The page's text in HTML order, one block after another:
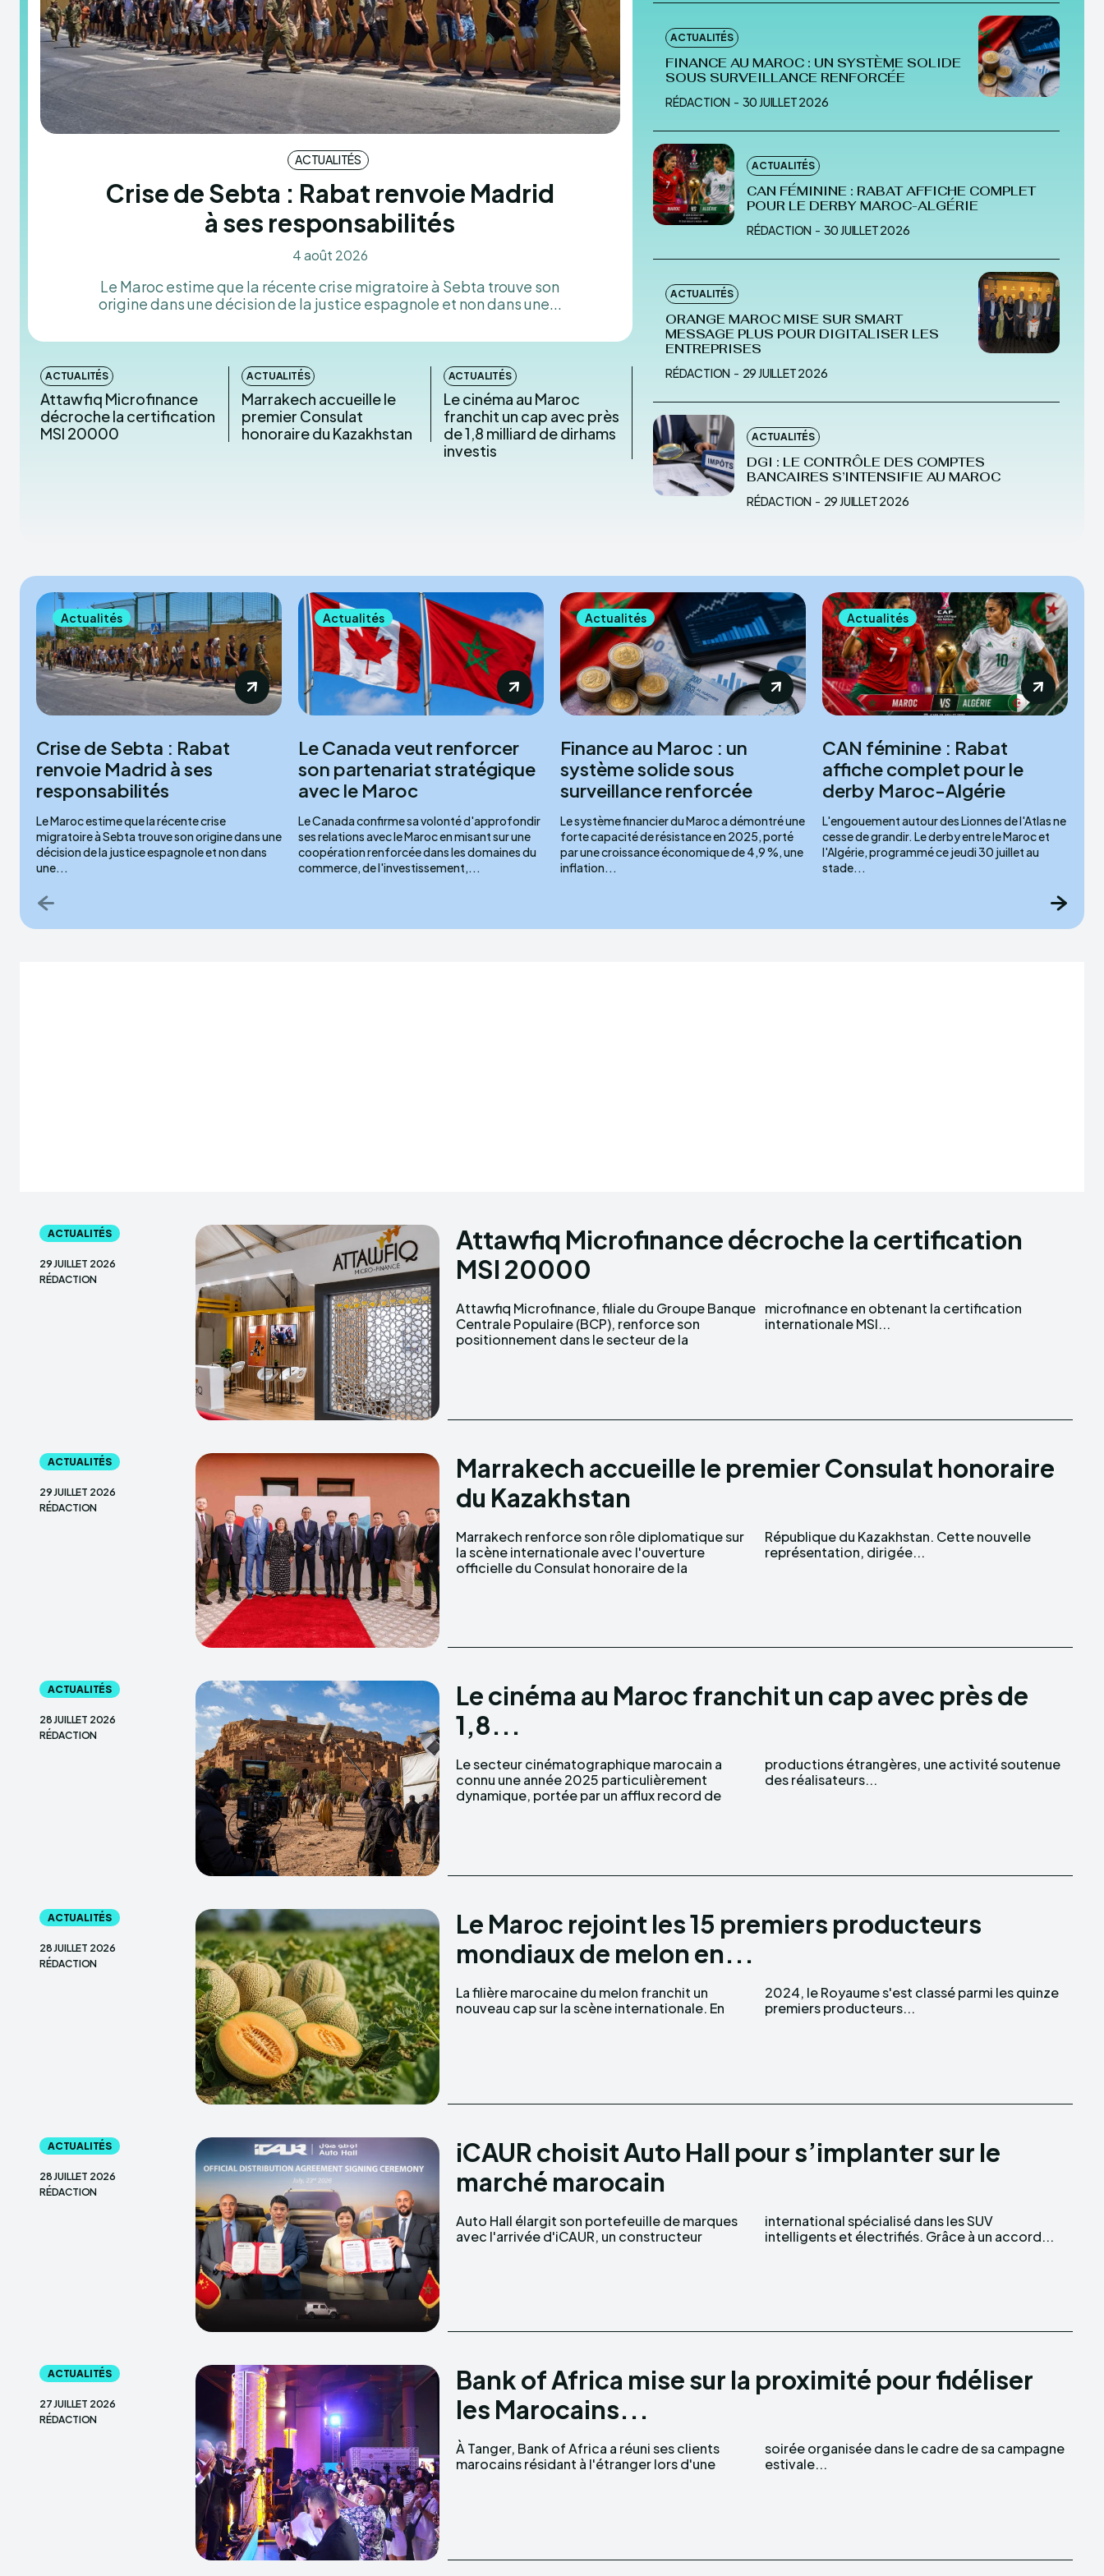
ACTUALITÉS
Crise de Sebta : Rabat renvoie Madrid
à ses responsabilités
4 août 2026
Le Maroc estime que la récente crise migratoire à Sebta trouve son
origine dans une décision de la justice espagnole et non dans une...
ACTUALITÉS
Attawfiq Microfinance
décroche la certification
MSI 20000
ACTUALITÉS
Marrakech accueille le
premier Consulat
honoraire du Kazakhstan
ACTUALITÉS
Le cinéma au Maroc
franchit un cap avec près
de 1,8 milliard de dirhams
investis
ACTUALITÉS
FINANCE AU MAROC : UN SYSTÈME SOLIDE
SOUS SURVEILLANCE RENFORCÉE
RÉDACTION - 30 JUILLET 2026
ACTUALITÉS
CAN FÉMININE : RABAT AFFICHE COMPLET
POUR LE DERBY MAROC-ALGÉRIE
RÉDACTION - 30 JUILLET 2026
ACTUALITÉS
ORANGE MAROC MISE SUR SMART
MESSAGE PLUS POUR DIGITALISER LES
ENTREPRISES
RÉDACTION - 29 JUILLET 2026
ACTUALITÉS
DGI : LE CONTRÔLE DES COMPTES
BANCAIRES S’INTENSIFIE AU MAROC
RÉDACTION - 29 JUILLET 2026
Actualités
Crise de Sebta : Rabat
renvoie Madrid à ses
responsabilités
Le Maroc estime que la récente crise
migratoire à Sebta trouve son origine dans une
décision de la justice espagnole et non dans
une...
Actualités
Le Canada veut renforcer
son partenariat stratégique
avec le Maroc
Le Canada confirme sa volonté d'approfondir
ses relations avec le Maroc en misant sur une
coopération renforcée dans les domaines du
commerce, de l'investissement,...
Actualités
Finance au Maroc : un
système solide sous
surveillance renforcée
Le système financier du Maroc a démontré une
forte capacité de résistance en 2025, porté
par une croissance économique de 4,9 %, une
inflation...
Actualités
CAN féminine : Rabat
affiche complet pour le
derby Maroc-Algérie
L'engouement autour des Lionnes de l'Atlas ne
cesse de grandir. Le derby entre le Maroc et
l'Algérie, programmé ce jeudi 30 juillet au
stade...
ACTUALITÉS
29 JUILLET 2026
RÉDACTION
Attawfiq Microfinance décroche la certification
MSI 20000
Attawfiq Microfinance, filiale du Groupe Banque
Centrale Populaire (BCP), renforce son
positionnement dans le secteur de la
microfinance en obtenant la certification
internationale MSI...
ACTUALITÉS
29 JUILLET 2026
RÉDACTION
Marrakech accueille le premier Consulat honoraire
du Kazakhstan
Marrakech renforce son rôle diplomatique sur
la scène internationale avec l'ouverture
officielle du Consulat honoraire de la
République du Kazakhstan. Cette nouvelle
représentation, dirigée...
ACTUALITÉS
28 JUILLET 2026
RÉDACTION
Le cinéma au Maroc franchit un cap avec près de
1,8...
Le secteur cinématographique marocain a
connu une année 2025 particulièrement
dynamique, portée par un afflux record de
productions étrangères, une activité soutenue
des réalisateurs...
ACTUALITÉS
28 JUILLET 2026
RÉDACTION
Le Maroc rejoint les 15 premiers producteurs
mondiaux de melon en...
La filière marocaine du melon franchit un
nouveau cap sur la scène internationale. En
2024, le Royaume s'est classé parmi les quinze
premiers producteurs...
ACTUALITÉS
28 JUILLET 2026
RÉDACTION
iCAUR choisit Auto Hall pour s’implanter sur le
marché marocain
Auto Hall élargit son portefeuille de marques
avec l'arrivée d'iCAUR, un constructeur
international spécialisé dans les SUV
intelligents et électrifiés. Grâce à un accord...
ACTUALITÉS
27 JUILLET 2026
RÉDACTION
Bank of Africa mise sur la proximité pour fidéliser
les Marocains...
À Tanger, Bank of Africa a réuni ses clients
marocains résidant à l'étranger lors d'une
soirée organisée dans le cadre de sa campagne
estivale...